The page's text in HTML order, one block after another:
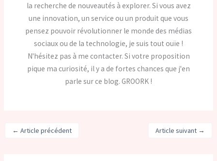
la recherche de nouveautés à explorer. Si vous avez
une innovation, un service ou un produit que vous
pensez pouvoir révolutionner le monde des médias
sociaux ou de la technologie, je suis tout ouïe !
N'hésitez pas à me contacter. Si votre proposition
pique ma curiosité, il y a de fortes chances que j'en
parle sur ce blog. GROORK !
← Article précédent Article suivant →